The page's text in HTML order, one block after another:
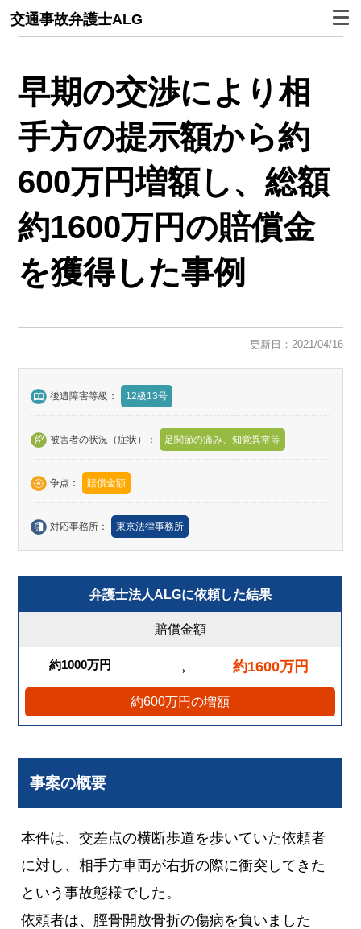
交通事故弁護士ALG
早期の交渉により相
手方の提示額から約
600万円増額し、総額
約1600万円の賠償金
を獲得した事例
更新日：2021/04/16
後遺障害等級： 12級13号
被害者の状況（症状）： 足関節の痛み、知覚異常等
争点： 賠償金額
対応事務所： 東京法律事務所
弁護士法人ALGに依頼した結果
賠償金額
約1000万円 → 約1600万円
約600万円の増額
事案の概要
本件は、交差点の横断歩道を歩いていた依頼者
に対し、相手方車両が右折の際に衝突してきた
という事故態様でした。
依頼者は、脛骨開放骨折の傷病を負いました